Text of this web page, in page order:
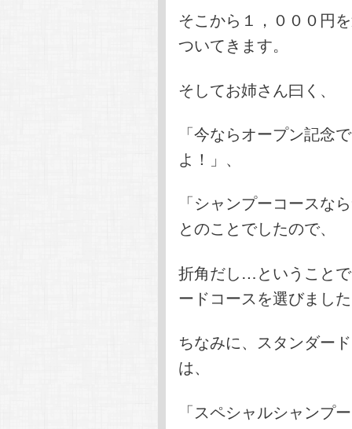
そこから１，０００円
ついてきます。
そしてお姉さん曰く、
「今ならオープン記念
よ！」、
「シャンプーコースな
とのことでしたので、
折角だし…ということ
ードコースを選びまし
ちなみに、スタンダー
は、
「スペシャルシャンプ